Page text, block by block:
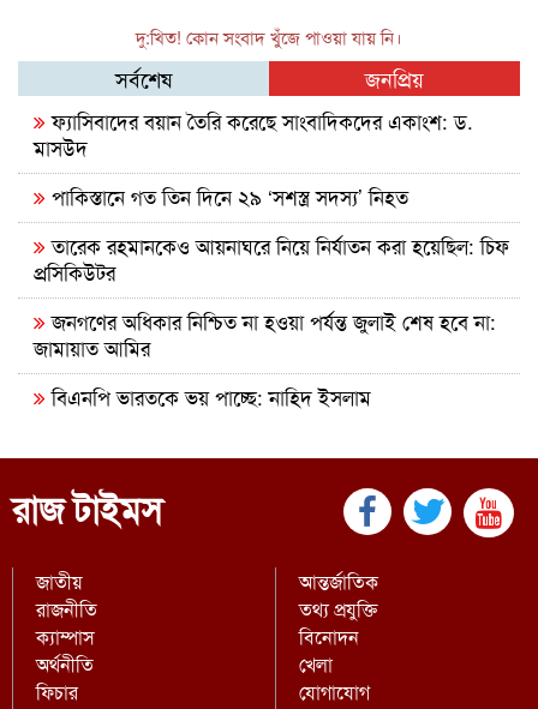
দু:খিত! কোন সংবাদ খুঁজে পাওয়া যায় নি।
সর্বশেষ জনপ্রিয়
ফ্যাসিবাদের বয়ান তৈরি করেছে সাংবাদিকদের একাংশ: ড.
মাসউদ
পাকিস্তানে গত তিন দিনে ২৯ ‘সশস্ত্র সদস্য’ নিহত
তারেক রহমানকেও আয়নাঘরে নিয়ে নির্যাতন করা হয়েছিল: চিফ
প্রসিকিউটর
জনগণের অধিকার নিশ্চিত না হওয়া পর্যন্ত জুলাই শেষ হবে না:
জামায়াত আমির
বিএনপি ভারতকে ভয় পাচ্ছে: নাহিদ ইসলাম
গাইবান্ধায় যুবদলের ছুরিকাঘাতে আহত শিবির নেতার মৃত্যু
নাশকতার পরিকল্পনা করছেন পলাতক হাসিনা
ভারতে যেভাবে দিন কাটাচ্ছেন পলাতক আ.লীগ নেতারা
দৃশ্যমান অগ্রগতি নেই বিপ্লবীদের ওপর হামলা ও হত্যার বিচার
সরকার গণভোটের রায় নিয়ে বিশ্বাসঘাতকতা করেছে: নাহিদ
রাজ টাইমস
জাতীয়
রাজনীতি
আন্তর্জাতিক
তথ্য প্রযুক্তি
ক্যাম্পাস
অর্থনীতি
বিনোদন
খেলা
ফিচার
যোগাযোগ